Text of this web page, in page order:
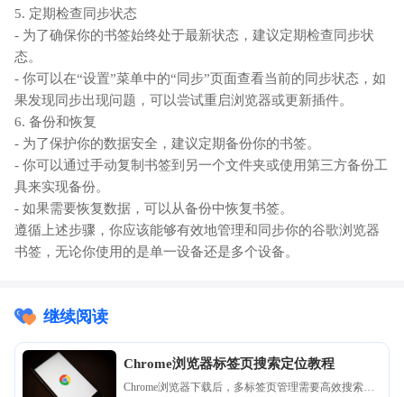
5. 定期检查同步状态
- 为了确保你的书签始终处于最新状态，建议定期检查同步状
态。
- 你可以在“设置”菜单中的“同步”页面查看当前的同步状态，如
果发现同步出现问题，可以尝试重启浏览器或更新插件。
6. 备份和恢复
- 为了保护你的数据安全，建议定期备份你的书签。
- 你可以通过手动复制书签到另一个文件夹或使用第三方备份工
具来实现备份。
- 如果需要恢复数据，可以从备份中恢复书签。
遵循上述步骤，你应该能够有效地管理和同步你的谷歌浏览器
书签，无论你使用的是单一设备还是多个设备。
继续阅读
Chrome浏览器标签页搜索定位教程
Chrome浏览器下载后，多标签页管理需要高效搜索定